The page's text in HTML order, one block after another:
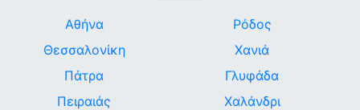
Αθήνα
Θεσσαλονίκη
Πάτρα
Πειραιάς
Ρόδος
Χανιά
Γλυφάδα
Χαλάνδρι